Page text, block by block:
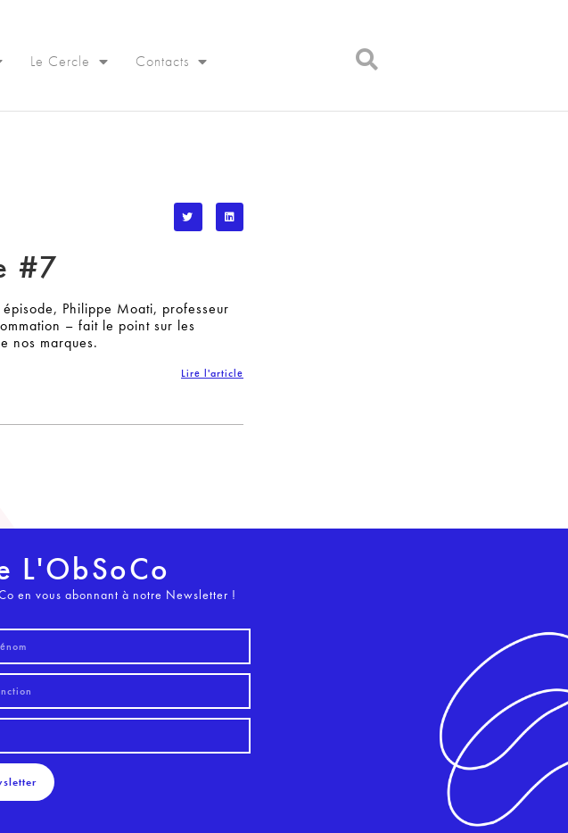
Le Cercle Contacts
#7
Philippe Moati, professeur
– fait le point sur les
nos marques.
Lire l'article
L'ObSoCo
en vous abonnant à notre Newsletter !